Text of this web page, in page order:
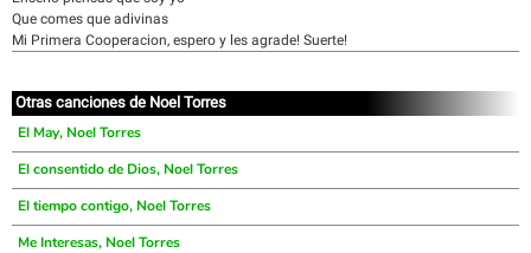
Que comes que adivinas
Mi Primera Cooperacion, espero y les agrade! Suerte!
Otras canciones de Noel Torres
El May, Noel Torres
El consentido de Dios, Noel Torres
El tiempo contigo, Noel Torres
Me Interesas, Noel Torres